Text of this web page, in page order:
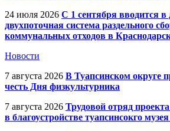
24 июля 2026 С 1 сентября вводится в
двухпоточная система раздельного
коммунальных отходов в
Новости
7 августа 2026 В Туапсинском округе
честь Дня физкультурника
7 августа 2026 Трудовой отряд
в благоустройстве туапсинсокго